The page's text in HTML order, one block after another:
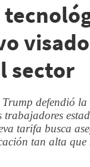
sector
defendió
tarifa busca
tan alta que